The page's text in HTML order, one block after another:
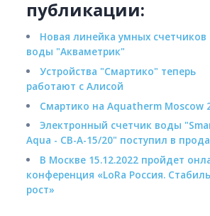
публикации:
Новая линейка умных счетчиков
воды "Акваметрик"
Устройства "Смартико" теперь
работают с Алисой
Смартико на Aquatherm Moscow
Электронный счетчик воды
Aqua - СВ-А-15/20" поступил в
В Москве 15.12.2022 пройдет
конференция «LoRa Россия.
рост»